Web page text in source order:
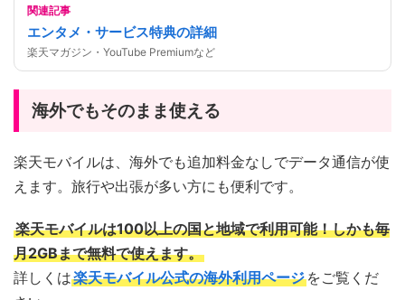
関連記事
エンタメ・サービス特典の詳細
楽天マガジン・YouTube Premiumなど
海外でもそのまま使える
楽天モバイルは、海外でも追加料金なしでデータ通信が使
えます。旅行や出張が多い方にも便利です。
楽天モバイルは100以上の国と地域で利用可能！しかも毎
月2GBまで無料で使えます。
詳しくは楽天モバイル公式の海外利用ページ をご覧くだ